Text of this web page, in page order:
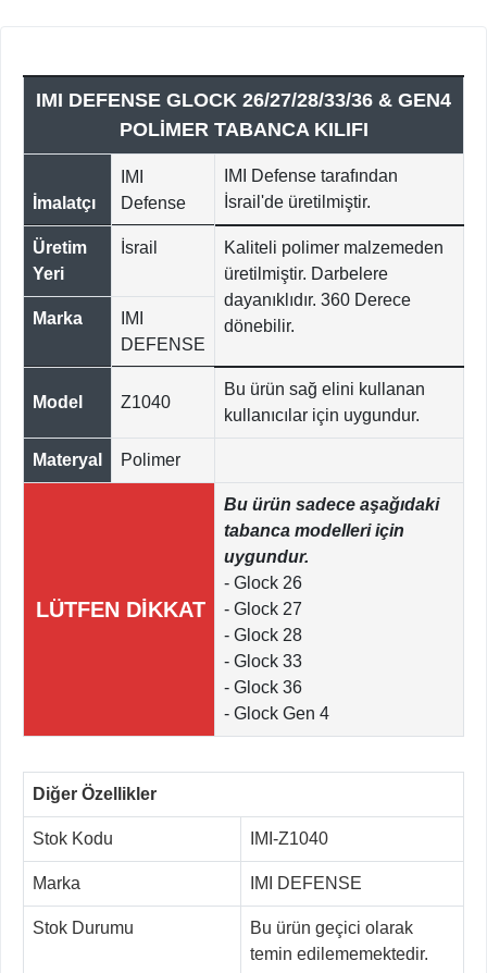
IMI DEFENSE GLOCK 26/27/28/33/36 & GEN4
POLİMER TABANCA KILIFI
İmalatçı
IMI
Defense
IMI Defense tarafından
İsrail'de üretilmiştir.
Üretim
Yeri
İsrail
Kaliteli polimer malzemeden
üretilmiştir. Darbelere
dayanıklıdır. 360 Derece
dönebilir.
Marka
IMI
DEFENSE
Model Z1040
Bu ürün sağ elini kullanan
kullanıcılar için uygundur.
Materyal Polimer
LÜTFEN DİKKAT
Bu ürün sadece aşağıdaki
tabanca modelleri için
uygundur.
- Glock 26
- Glock 27
- Glock 28
- Glock 33
- Glock 36
- Glock Gen 4
Diğer Özellikler
Stok Kodu IMI-Z1040
Marka IMI DEFENSE
Stok Durumu
Bu ürün geçici olarak
temin edilememektedir.